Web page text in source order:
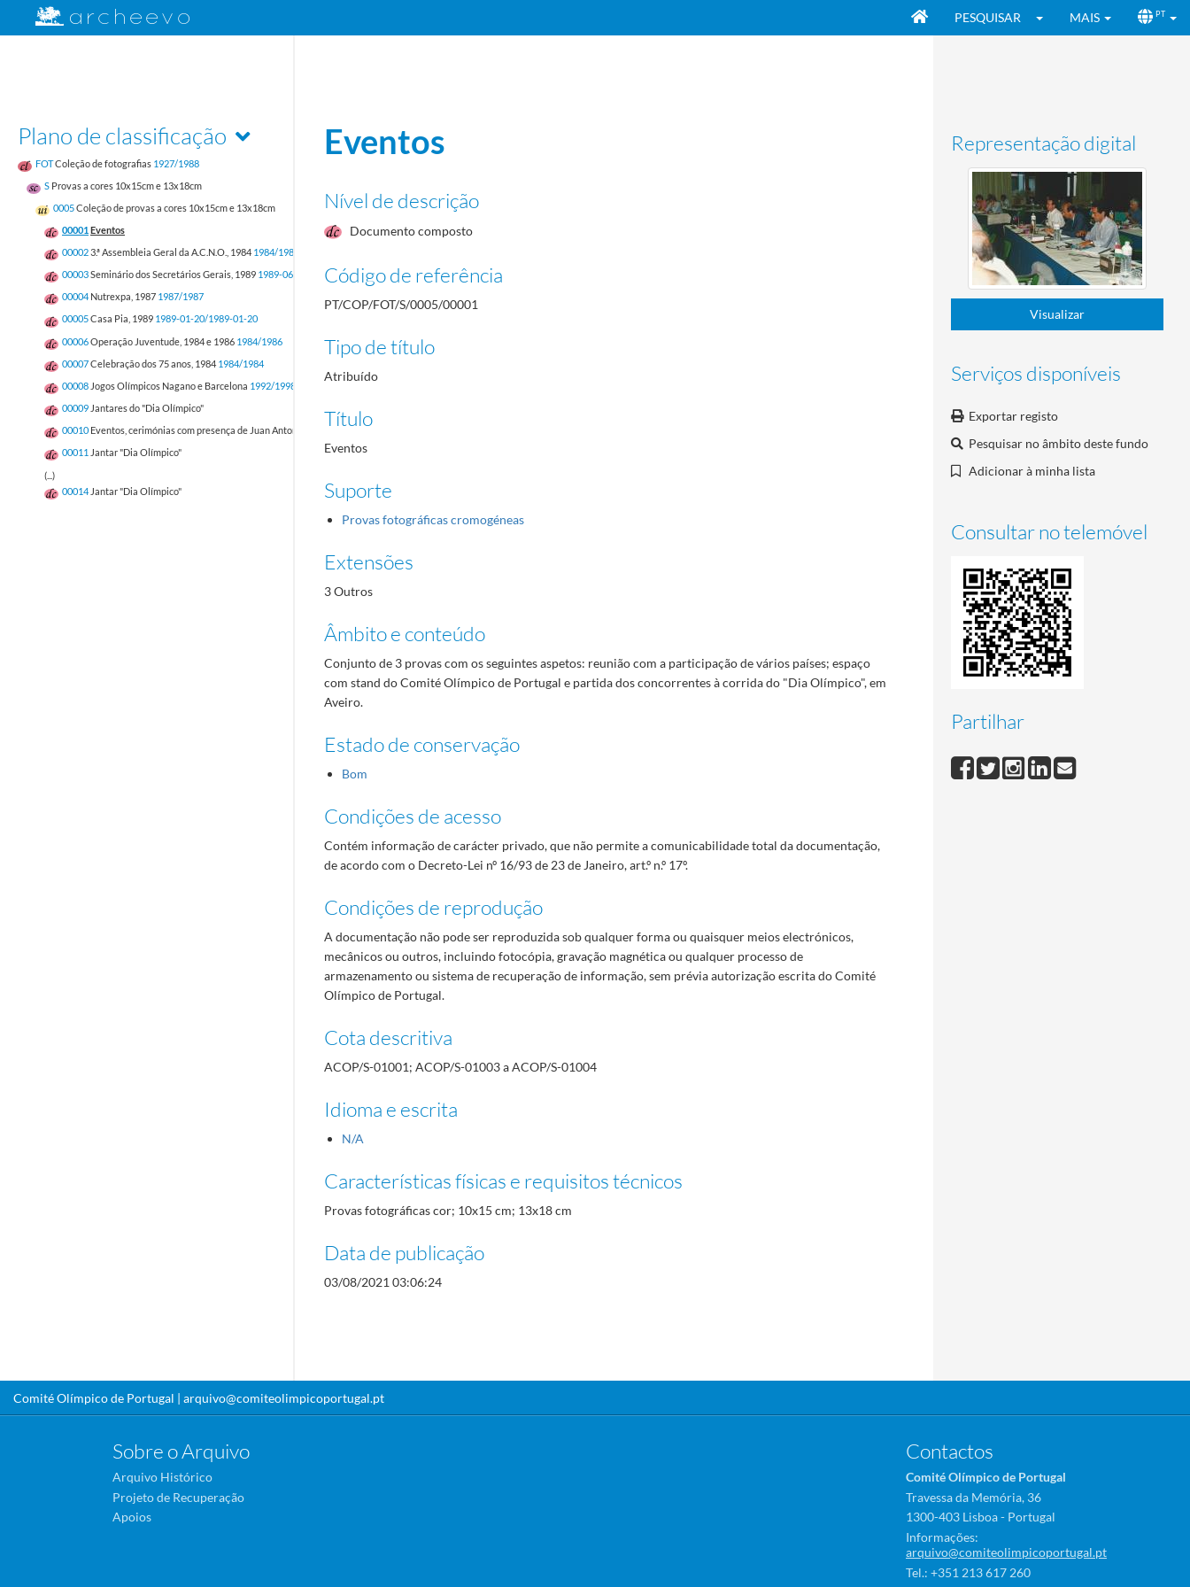
PESQUISAR MAIS PT
Plano de classificação
FOTColeção de fotografias 1927/1988
S Provas a cores 10x15cm e 13x18cm
0005Coleção de provas a cores 10x15cm e 13x18cm
00001 Eventos
000023.ª Assembleia Geral da A.C.N.O., 1984 1984/1984
00003Seminário dos Secretários Gerais, 1989 1989-06-21/1989-06-23
00004 Nutrexpa, 1987 1987/1987
00005Casa Pia, 1989 1989-01-20/1989-01-20
00006Operação Juventude, 1984 e 1986 1984/1986
00007Celebração dos 75 anos, 1984 1984/1984
00008 Jogos Olímpicos Nagano e Barcelona 1992/1998
00009 Jantares do "Dia Olímpico"
00010 Eventos, cerimónias com presença de Juan Antonio Samaranch
00011 Jantar "Dia Olímpico"
(...)
00014 Jantar "Dia Olímpico"
Representação digital
Visualizar
Serviços disponíveis
Exportar registo
Pesquisar no âmbito deste fundo
Adicionar à minha lista
Consultar no telemóvel
Partilhar
Eventos
Nível de descrição
Documento composto
Código de referência
PT/COP/FOT/S/0005/00001
Tipo de título
Atribuído
Título
Eventos
Suporte
Provas fotográficas cromogéneas
Extensões
3 Outros
Âmbito e conteúdo
Conjunto de 3 provas com os seguintes aspetos: reunião com a participação de vários países; espaço
com stand do Comité Olímpico de Portugal e partida dos concorrentes à corrida do "Dia Olímpico", em
Aveiro.
Estado de conservação
Bom
Condições de acesso
Contém informação de carácter privado, que não permite a comunicabilidade total da documentação,
de acordo com o Decreto-Lei nº 16/93 de 23 de Janeiro, art.º n.º 17º.
Condições de reprodução
A documentação não pode ser reproduzida sob qualquer forma ou quaisquer meios electrónicos,
mecânicos ou outros, incluindo fotocópia, gravação magnética ou qualquer processo de
armazenamento ou sistema de recuperação de informação, sem prévia autorização escrita do Comité
Olímpico de Portugal.
Cota descritiva
ACOP/S-01001; ACOP/S-01003 a ACOP/S-01004
Idioma e escrita
N/A
Características físicas e requisitos técnicos
Provas fotográficas cor; 10x15 cm; 13x18 cm
Data de publicação
03/08/2021 03:06:24
Comité Olímpico de Portugal | arquivo@comiteolimpicoportugal.pt
Sobre o Arquivo
Arquivo Histórico
Projeto de Recuperação
Apoios
Contactos
Comité Olímpico de Portugal
Travessa da Memória, 36
1300-403 Lisboa - Portugal
Informações:
arquivo@comiteolimpicoportugal.pt
Tel.: +351 213 617 260